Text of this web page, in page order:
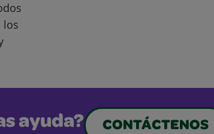
los
ayuda? CONTÁCTENOS